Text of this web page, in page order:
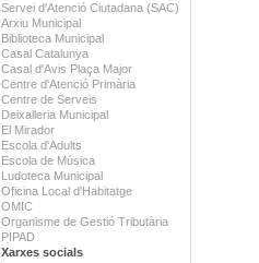
Servei d'Atenció Ciutadana (SAC)
Arxiu Municipal
Biblioteca Municipal
Casal Catalunya
Casal d'Avis Plaça Major
Centre d'Atenció Primària
Centre de Serveis
Deixalleria Municipal
El Mirador
Escola d'Adults
Escola de Música
Ludoteca Municipal
Oficina Local d'Habitatge
OMIC
Organisme de Gestió Tributària
PIPAD
Xarxes socials